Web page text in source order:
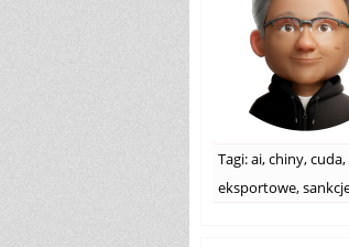
Tagi:ai,chiny,cuda,
eksportowe,